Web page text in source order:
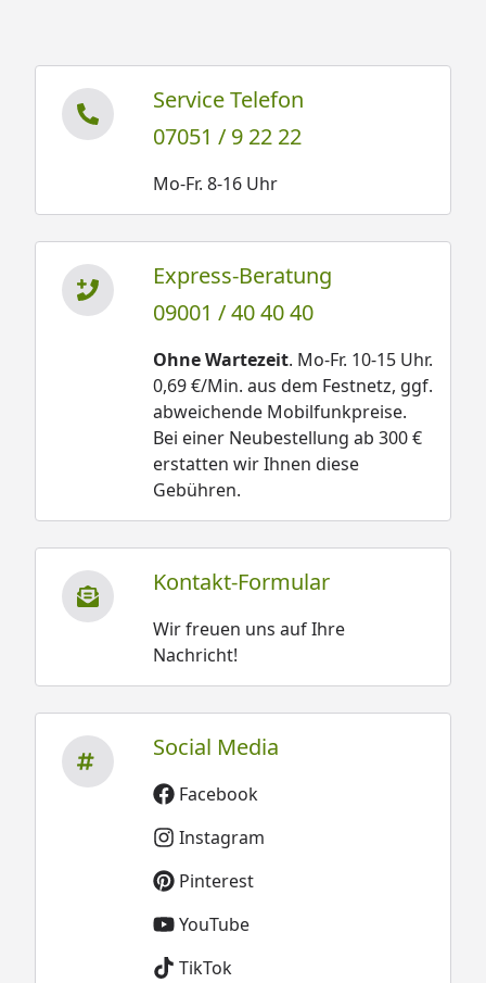
Service Telefon
07051 / 9 22 22
Mo-Fr. 8-16 Uhr
Express-Beratung
09001 / 40 40 40
Ohne Wartezeit. Mo-Fr. 10-15 Uhr.
0,69 €/Min. aus dem Festnetz, ggf.
abweichende Mobilfunkpreise.
Bei einer Neubestellung ab 300 €
erstatten wir Ihnen diese
Gebühren.
Kontakt-Formular
Wir freuen uns auf Ihre
Nachricht!
Social Media
Facebook
Instagram
Pinterest
YouTube
TikTok